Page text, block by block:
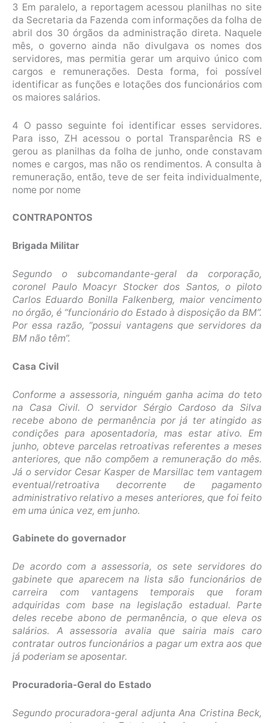
3 Em paralelo, a reportagem acessou planilhas no site
da Secretaria da Fazenda com informações da folha de
abril dos 30 órgãos da administração direta. Naquele
mês, o governo ainda não divulgava os nomes dos
servidores, mas permitia gerar um arquivo único com
cargos e remunerações. Desta forma, foi possível
identificar as funções e lotações dos funcionários com
os maiores salários.
4 O passo seguinte foi identificar esses servidores.
Para isso, ZH acessou o portal Transparência RS e
gerou as planilhas da folha de junho, onde constavam
nomes e cargos, mas não os rendimentos. A consulta à
remuneração, então, teve de ser feita individualmente,
nome por nome
CONTRAPONTOS
Brigada Militar
Segundo o subcomandante-geral da corporação,
coronel Paulo Moacyr Stocker dos Santos, o piloto
Carlos Eduardo Bonilla Falkenberg, maior vencimento
no órgão, é “funcionário do Estado à disposição da BM”.
Por essa razão, “possui vantagens que servidores da
BM não têm”.
Casa Civil
Conforme a assessoria, ninguém ganha acima do teto
na Casa Civil. O servidor Sérgio Cardoso da Silva
recebe abono de permanência por já ter atingido as
condições para aposentadoria, mas estar ativo. Em
junho, obteve parcelas retroativas referentes a meses
anteriores, que não compõem a remuneração do mês.
Já o servidor Cesar Kasper de Marsillac tem vantagem
eventual/retroativa decorrente de pagamento
administrativo relativo a meses anteriores, que foi feito
em uma única vez, em junho.
Gabinete do governador
De acordo com a assessoria, os sete servidores do
gabinete que aparecem na lista são funcionários de
carreira com vantagens temporais que foram
adquiridas com base na legislação estadual. Parte
deles recebe abono de permanência, o que eleva os
salários. A assessoria avalia que sairia mais caro
contratar outros funcionários a pagar um extra aos que
já poderiam se aposentar.
Procuradoria-Geral do Estado
Segundo procuradora-geral adjunta Ana Cristina Beck,